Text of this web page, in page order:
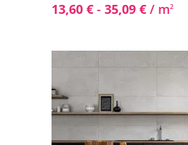
13,60 € - 35,09 € / m2